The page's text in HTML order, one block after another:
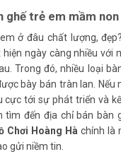
ghế trẻ em mầm
ở đâu chất lượng,
ngày càng nhiều với
Trong đó, nhiều loại
bày bán tràn lan. Nếu
cực tới sự phát triển và
tìm đến địa chỉ bán bàn
Chơi Hoàng Hà chính là
gửi niềm tin.